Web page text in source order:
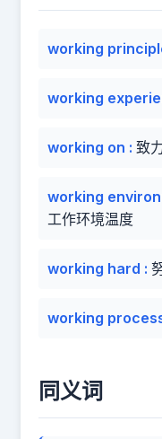
working
working
working on : 致
working
工作环境温度
working hard :
working
同义词